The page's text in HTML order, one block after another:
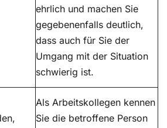
ehrlich und machen Sie
gegebenenfalls deutlich,
dass auch für Sie der
Umgang mit der Situation
schwierig ist.
Als Arbeitskollegen kennen
Sie die betroffene Person